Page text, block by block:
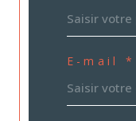
E-mail *